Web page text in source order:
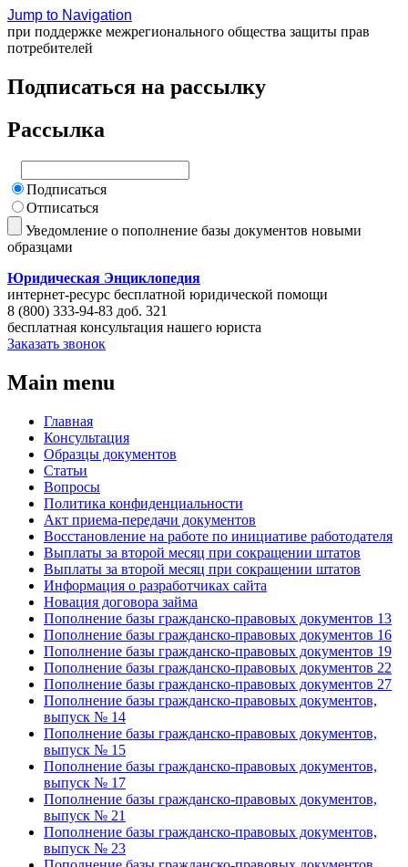
Jump to Navigation
при поддержке межрегионального общества защиты прав
потребителей
Подписаться на рассылку
Рассылка
Подписаться
Отписаться
Уведомление о пополнение базы документов новыми
образцами
Юридическая Энциклопедия
интернет-ресурс бесплатной юридической помощи
8 (800) 333-94-83 доб. 321
бесплатная консультация нашего юриста
Заказать звонок
Main menu
Главная
Консультация
Образцы документов
Статьи
Вопросы
Политика конфиденциальности
Акт приема-передачи документов
Восстановление на работе по инициативе работодателя
Выплаты за второй месяц при сокращении штатов
Выплаты за второй месяц при сокращении штатов
Информация о разработчиках сайта
Новация договора займа
Пополнение базы гражданско-правовых документов 13
Пополнение базы гражданско-правовых документов 16
Пополнение базы гражданско-правовых документов 19
Пополнение базы гражданско-правовых документов 22
Пополнение базы гражданско-правовых документов 27
Пополнение базы гражданско-правовых документов,
выпуск № 14
Пополнение базы гражданско-правовых документов,
выпуск № 15
Пополнение базы гражданско-правовых документов,
выпуск № 17
Пополнение базы гражданско-правовых документов,
выпуск № 21
Пополнение базы гражданско-правовых документов,
выпуск № 23